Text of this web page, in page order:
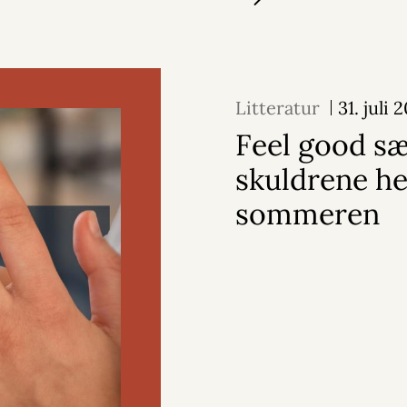
Litteratur 31. juli
Feel good
skuldrene
sommeren